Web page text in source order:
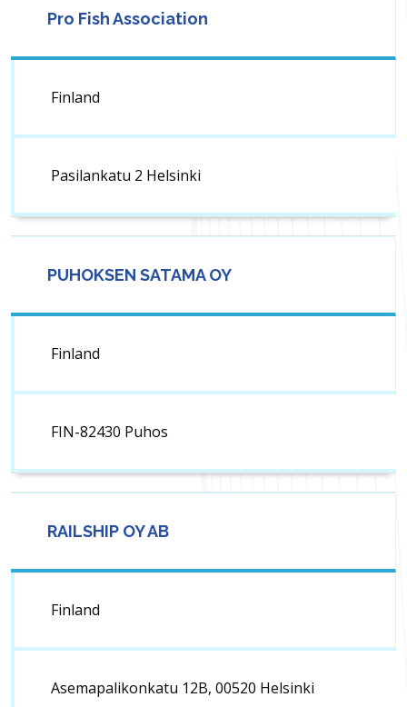
Pro Fish Association
Finland
Pasilankatu 2 Helsinki
PUHOKSEN SATAMA OY
Finland
FIN-82430 Puhos
RAILSHIP OY AB
Finland
Asemapalikonkatu 12B, 00520 Helsinki